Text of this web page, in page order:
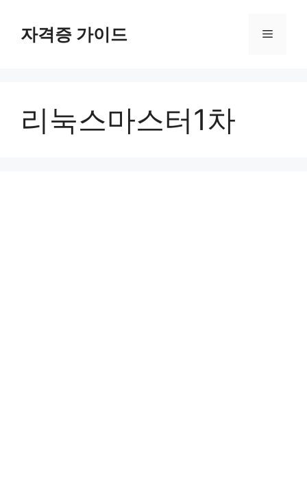
content자격증 가이드 Menu
리눅스마스터1차